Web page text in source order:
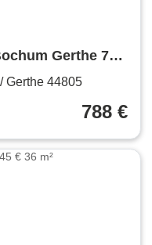
Gerthe 788
Gerthe 44805
788 €